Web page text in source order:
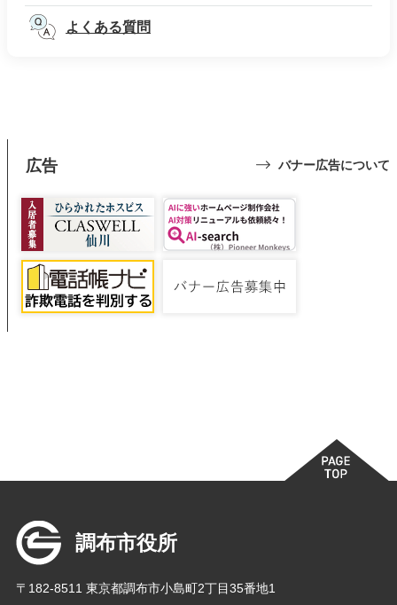
よくある質問
広告 バナー広告について
調布市役所
〒182-8511 東京都調布市小島町2丁目35番地1